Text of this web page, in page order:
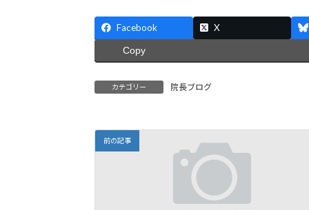
Facebook X
Copy
カテゴリー 院長ブログ
前の記事